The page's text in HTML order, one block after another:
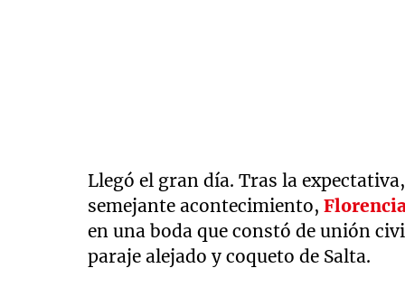
Llegó el gran día. Tras la
semejante acontecimiento,
en una boda que constó de unión
paraje alejado y coqueto de Salta.